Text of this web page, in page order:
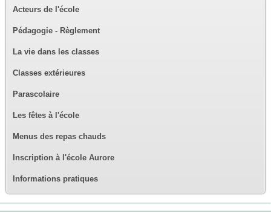
Acteurs de l'école
Pédagogie - Règlement
La vie dans les classes
Classes extérieures
Parascolaire
Les fêtes à l'école
Menus des repas chauds
Inscription à l'école Aurore
Informations pratiques